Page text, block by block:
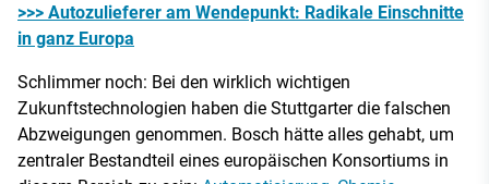
>>> Autozulieferer am Wendepunkt: Radikale Einschnitte
in ganz Europa
Schlimmer noch: Bei den wirklich wichtigen
Zukunftstechnologien haben die Stuttgarter die falschen
Abzweigungen genommen. Bosch hätte alles gehabt, um
zentraler Bestandteil eines europäischen Konsortiums in